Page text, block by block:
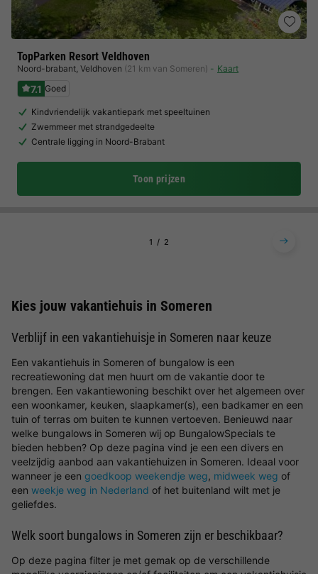
TopParken Resort Veldhoven
Noord-brabant, Veldhoven (21 km van Someren) Kaart
7.1 Goed
Kindvriendelijk vakantiepark met speeltuinen
Zwemmeer met strandgedeelte
Centrale ligging in Noord-Brabant
Toon prijzen
1 2
Kies jouw vakantiehuis in Someren
Verblijf in een vakantiehuisje in Someren naar keuze
Een vakantiehuis in Someren of bungalow is een
recreatiewoning dat men huurt om de vakantie door te
brengen. Een vakantiewoning beschikt over het algemeen over
een woonkamer, keuken, slaapkamer(s), een badkamer en een
tuin of terras om buiten te kunnen vertoeven. Benieuwd naar
welke bungalows in Someren wij op BungalowSpecials te
bieden hebben? Op deze pagina vind je een een divers en
veelzijdig aanbod aan vakantiehuizen in Someren. Ideaal voor
wanneer je een goedkoop weekendje weg, midweek weg of
een weekje weg in Nederland of het buitenland wilt met je
geliefdes.
Welk soort bungalows in Someren zijn er beschikbaar?
Op deze pagina filter je met gemak op de verschillende